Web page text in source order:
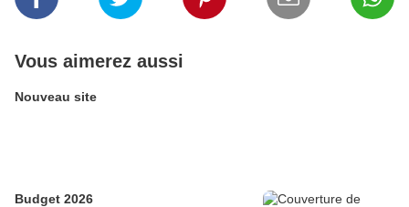
Vous aimerez aussi
Nouveau site
Budget 2026